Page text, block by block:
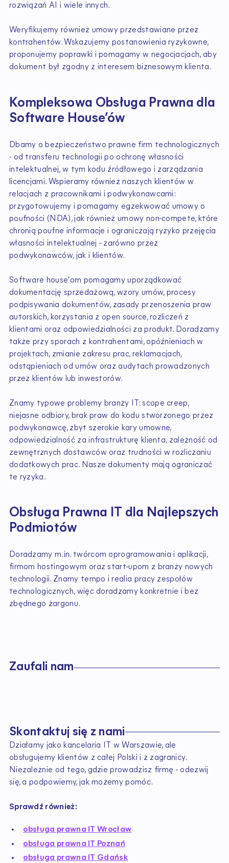
rozwiązań AI i wiele innych.
Weryfikujemy również umowy przedstawiane przez
kontrahentów. Wskazujemy postanowienia ryzykowne,
proponujemy poprawki i pomagamy w negocjacjach, aby
dokument był zgodny z interesem biznesowym klienta.
Kompleksowa Obsługa Prawna dla
Software House’ów
Dbamy o bezpieczeństwo prawne firm technologicznych
- od transferu technologii po ochronę własności
intelektualnej, w tym kodu źródłowego i zarządzania
licencjami. Wspieramy również naszych klientów w
relacjach z pracownikami i podwykonawcami:
przygotowujemy i pomagamy egzekwować umowy o
poufności (NDA), jak również umowy non-compete, które
chronią poufne informacje i ograniczają ryzyko przejęcia
własności intelektualnej - zarówno przez
podwykonawców, jak i klientów.
Software house'om pomagamy uporządkować
dokumentację sprzedażową, wzory umów, procesy
podpisywania dokumentów, zasady przenoszenia praw
autorskich, korzystania z open source, rozliczeń z
klientami oraz odpowiedzialności za produkt. Doradzamy
także przy sporach z kontrahentami, opóźnieniach w
projektach, zmianie zakresu prac, reklamacjach,
odstąpieniach od umów oraz audytach prowadzonych
przez klientów lub inwestorów.
Znamy typowe problemy branży IT: scope creep,
niejasne odbiory, brak praw do kodu stworzonego przez
podwykonawcę, zbyt szerokie kary umowne,
odpowiedzialność za infrastrukturę klienta, zależność od
zewnętrznych dostawców oraz trudności w rozliczaniu
dodatkowych prac. Nasze dokumenty mają ograniczać
te ryzyka.
Obsługa Prawna IT dla Najlepszych
Podmiotów
Doradzamy m.in. twórcom oprogramowania i aplikacji,
firmom hostingowym oraz start-upom z branży nowych
technologii. Znamy tempo i realia pracy zespołów
technologicznych, więc doradzamy konkretnie i bez
zbędnego żargonu.
Zaufali nam
Skontaktuj się z nami
Działamy jako kancelaria IT w Warszawie, ale
obsługujemy klientów z całej Polski i z zagranicy.
Niezależnie od tego, gdzie prowadzisz firmę - odezwij
się, a podpowiemy, jak możemy pomóc.
Sprawdź również:
obsługa prawna IT Wrocław
obsługa prawna IT Poznań
obsługa prawna IT Gdańsk